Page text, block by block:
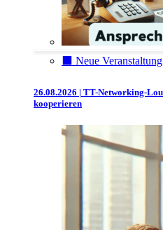
⬛️ Neue Veranstaltung
26.08.2026 | TT-Networking-
kooperieren